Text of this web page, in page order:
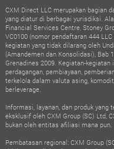
CXM Direct LLC merupakan bagian
yang diatur di berbagai yurisdiksi.
Financial Services Centre, Stoney
VC0100 (nomor pendaftaran 444
kegiatan yang tidak dilarang oleh
(Amandemen dan Konsolidasi), Bab
Grenadines 2009. Kegiatan-
perdagangan, pembiayaan,
terkelola dalam valuta asing,
berleverage.
Informasi, layanan, dan produk
eksklusif oleh CXM Group (SC) Ltd,
bukan oleh entitas afiliasi mana pun.
Pembatasan regional: CXM Group